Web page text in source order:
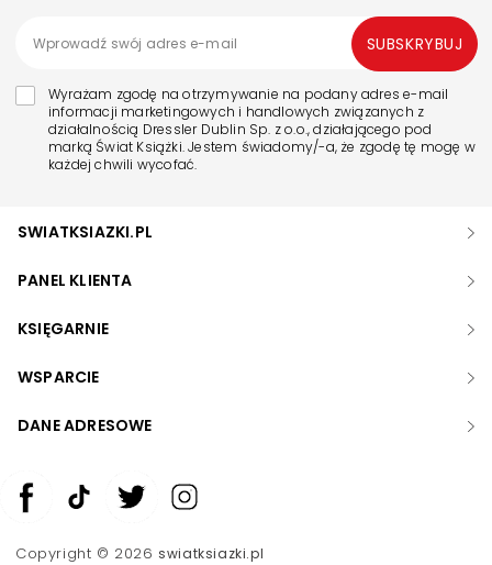
Wyrażam zgodę na otrzymywanie na podany adres e-mail
informacji marketingowych i handlowych związanych z
działalnością Dressler Dublin Sp. z o.o., działającego pod
marką Świat Książki. Jestem świadomy/-a, że zgodę tę mogę w
każdej chwili wycofać.
SUBSKRYBUJ
SWIATKSIAZKI.PL
PANEL KLIENTA
KSIĘGARNIE
WSPARCIE
DANE ADRESOWE
Copyright © 2026swiatksiazki.pl
Zwiększ rozmiar czcionki